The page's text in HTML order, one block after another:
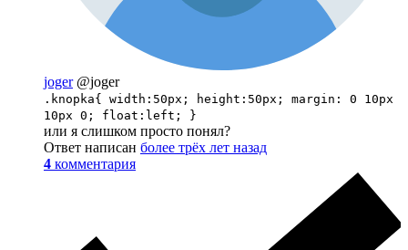
joger @joger
.knopka{ width:50px; height:50px; margin: 0 10px
10px 0; float:left; }
или я слишком просто понял?
Ответ написан более трёх лет назад
4 комментария